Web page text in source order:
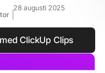
28 augusti 2025
ClickUp Clips